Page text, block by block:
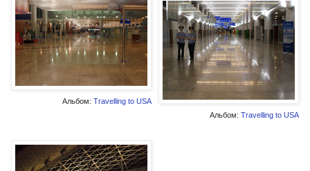
Альбом: Travelling to USA
Альбом: Travelling to USA